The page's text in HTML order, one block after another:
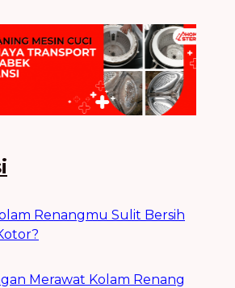
Renangmu Sulit Bersih
Merawat Kolam Renang